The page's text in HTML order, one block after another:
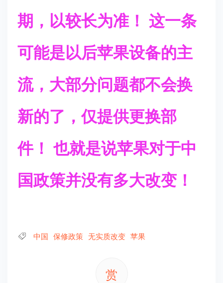
期，以较长为准！ 这一条
可能是以后苹果设备的主
流，大部分问题都不会换
新的了，仅提供更换部
件！ 也就是说苹果对于中
国政策并没有多大改变！
中国 保修政策 无实质改变 苹果
赏